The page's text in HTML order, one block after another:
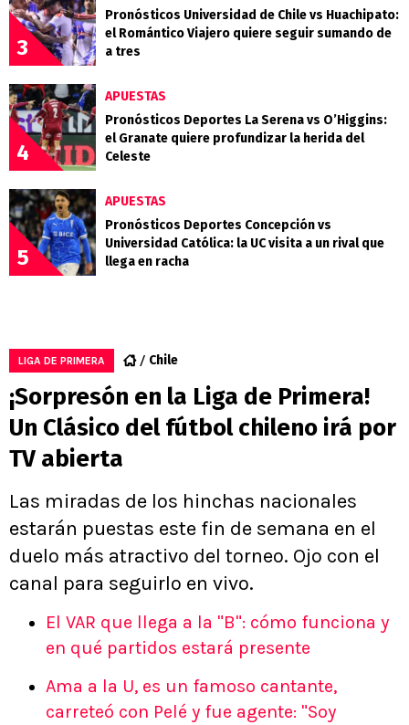
3
Pronósticos Universidad de Chile vs Huachipato:
el Romántico Viajero quiere seguir sumando de
a tres
4
APUESTAS
Pronósticos Deportes La Serena vs O’Higgins:
el Granate quiere profundizar la herida del
Celeste
5
APUESTAS
Pronósticos Deportes Concepción vs
Universidad Católica: la UC visita a un rival que
llega en racha
LIGA DE PRIMERA Chile
¡Sorpresón en la Liga de Primera!
Un Clásico del fútbol chileno irá por
TV abierta
Las miradas de los hinchas nacionales
estarán puestas este fin de semana en el
duelo más atractivo del torneo. Ojo con el
canal para seguirlo en vivo.
El VAR que llega a la "B": cómo funciona y
en qué partidos estará presente
Ama a la U, es un famoso cantante,
carreteó con Pelé y fue agente: "Soy